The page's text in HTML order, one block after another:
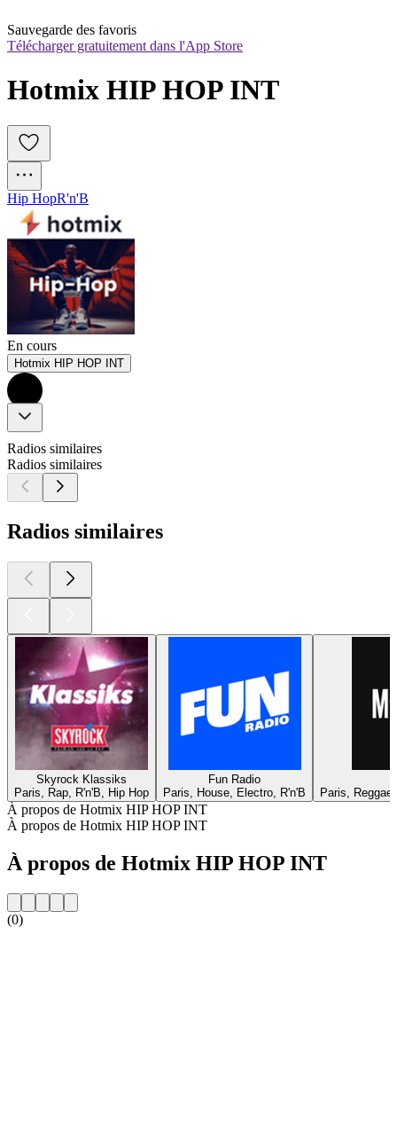
Sauvegarde des favoris
Télécharger gratuitement dans l'App Store
Hotmix HIP HOP INT
Hip HopR'n'B
En cours
Hotmix HIP HOP INT
Radios similaires
Radios similaires
Radios similaires
Skyrock Klassiks
Paris, Rap, R'n'B, Hip Hop
Fun Radio
Paris, House, Electro, R'n'B
Paris,
À propos de Hotmix HIP HOP INT
À propos de Hotmix HIP HOP INT
À propos de Hotmix HIP HOP INT
(0)